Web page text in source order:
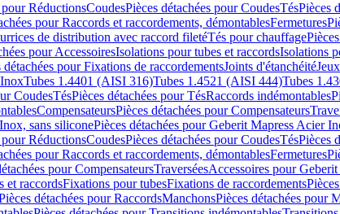
pour RéductionsCoudesPièces détachées pour CoudesTésPièces
pour Raccords et raccordements, démontablesFermetures
de distribution avec raccord filetéTés pour chauffage
pour AccessoiresIsolations pour tubes et raccordsIsolations
détachées pour Fixations de raccordementsJoints d'étanchéité
Tubes 1.4401 (AISI 316)Tubes 1.4521 (AISI 444)Tubes
CoudesTésPièces détachées pour TésRaccords indémontables
CompensateursPièces détachées pour Compensateurs
sans siliconePièces détachées pour Geberit Mapress Acier
pour RéductionsCoudesPièces détachées pour CoudesTésPièces
pour Raccords et raccordements, démontablesFermetures
pour CompensateursTraverséesAccessoires pour
et raccordsFixations pour tubesFixations de raccordements
détachées pour RaccordsManchonsPièces détachées pour